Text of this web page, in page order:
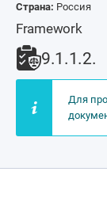
Страна: Россия
Framework
9.1.1.2.
Для